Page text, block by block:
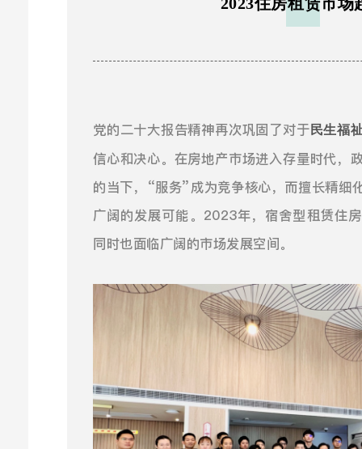
党的二十大报告精神再次巩固了对于 民生福
信心和决心。在房地产市场进入存量时代，
的当下，“服务”成为竞争核心，而擅长精细
广阔的发展可能。2023年，宿舍型租赁住
同时也面临广阔的市场发展空间。